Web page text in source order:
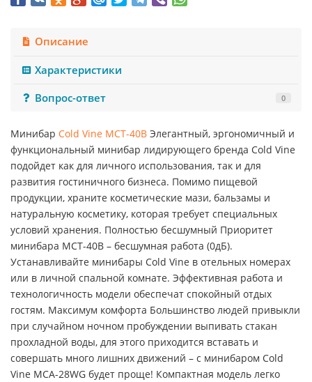
Описание
Характеристики
Вопрос-ответ
0
Минибар Cold Vine MCT-40B Элегантный, эргономичный и
функциональный минибар лидирующего бренда Cold Vine
подойдет как для личного использования, так и для
развития гостиничного бизнеса. Помимо пищевой
продукции, храните косметические мази, бальзамы и
натуральную косметику, которая требует специальных
условий хранения. Полностью бесшумный Приоритет
минибара MCT-40B – бесшумная работа (0дБ).
Устанавливайте минибары Cold Vine в отельных номерах
или в личной спальной комнате. Эффективная работа и
технологичность модели обеспечат спокойный отдых
гостям. Максимум комфорта Большинство людей привыкли
при случайном ночном пробуждении выпивать стакан
прохладной воды, для этого приходится вставать и
совершать много лишних движений – с минибаром Cold
Vine MCA-28WG будет проще! Компактная модель легко